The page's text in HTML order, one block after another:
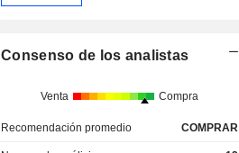
Consenso de los analistas
Venta Compra
Recomendación promedio COMPRAR